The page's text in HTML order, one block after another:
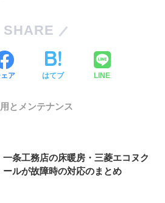
SHARE
ア はてブ LINE
とメンテナンス
一条工務店の床暖房・三菱エコヌク
ールが故障時の対応のまとめ